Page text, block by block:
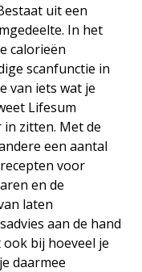
uit een
In het
calorieën
scanfunctie in
van iets wat je
Lifesum
in zitten. Met de
een aantal
voor
en de
laten
aan de hand
bij hoeveel je
daarmee